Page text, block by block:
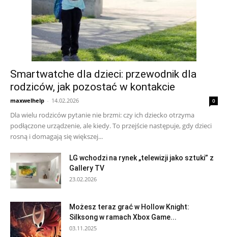
Smartwatche dla dzieci: przewodnik dla
rodziców, jak pozostać w kontakcie
maxwelhelp - 14.02.2026 0
Dla wielu rodziców pytanie nie brzmi: czy ich dziecko otrzyma
podłączone urządzenie, ale kiedy. To przejście następuje, gdy dzieci
rosną i domagają się większej...
LG wchodzi na rynek „telewizji jako sztuki” z
Gallery TV
23.02.2026
Możesz teraz grać w Hollow Knight:
Silksong w ramach Xbox Game...
03.11.2025